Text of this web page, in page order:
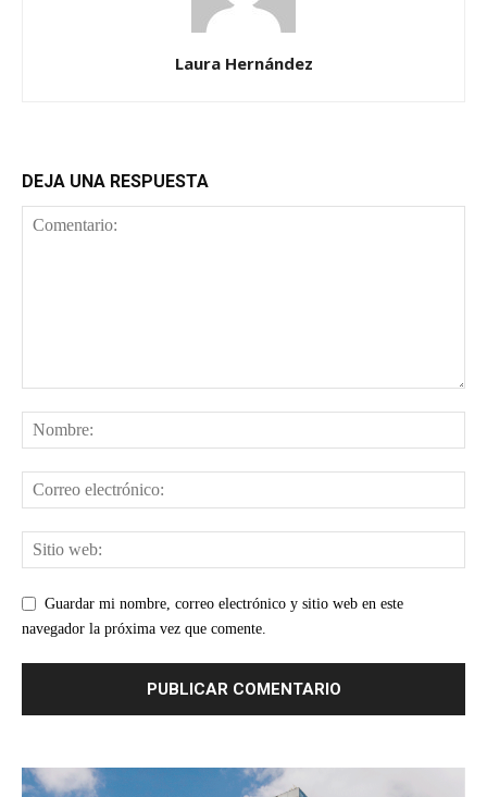
Laura Hernández
DEJA UNA RESPUESTA
Guardar mi nombre, correo electrónico y sitio web en este
navegador la próxima vez que comente.